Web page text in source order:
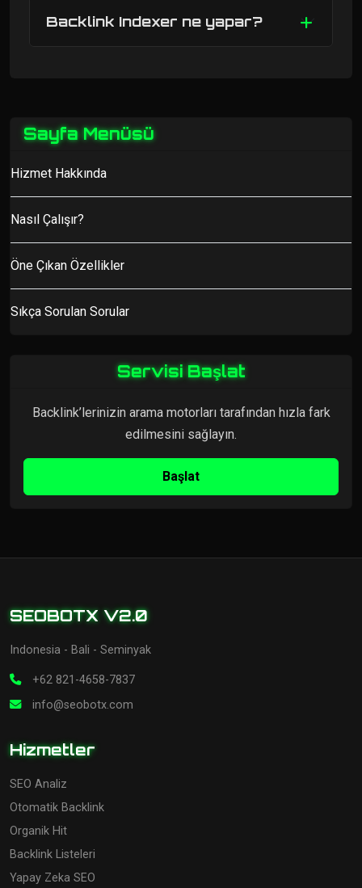
Backlink Indexer ne yapar?
Sayfa Menüsü
Hizmet Hakkında
Nasıl Çalışır?
Öne Çıkan Özellikler
Sıkça Sorulan Sorular
Servisi Başlat
Backlink’lerinizin arama motorları tarafından hızla fark
edilmesini sağlayın.
Başlat
SEOBOTX V2.0
Indonesia - Bali - Seminyak
+62 821-4658-7837
info@seobotx.com
Hizmetler
SEO Analiz
Otomatik Backlink
Organik Hit
Backlink Listeleri
Yapay Zeka SEO